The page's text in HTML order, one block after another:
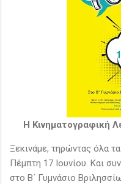
Η Κινηματογραφική
Ξεκινάμε, τηρώντας όλα
Πέμπτη 17 Ιουνίου. Και
στο Β΄ Γυμνάσιο